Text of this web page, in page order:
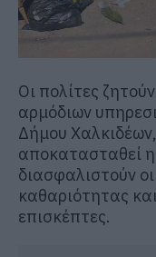
Οι πολίτες
αρμόδιων
Δήμου
αποκατασταθεί
διασφαλιστούν
καθαριότητας
επισκέπτες.